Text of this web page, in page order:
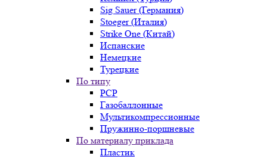
Sig Sauer (Германия)
Stoeger (Италия)
Strike One (Китай)
Испанские
Немецкие
Турецкие
По типу
PCP
Газобаллонные
Мультикомпрессионные
Пружинно-поршневые
По материалу приклада
Пластик